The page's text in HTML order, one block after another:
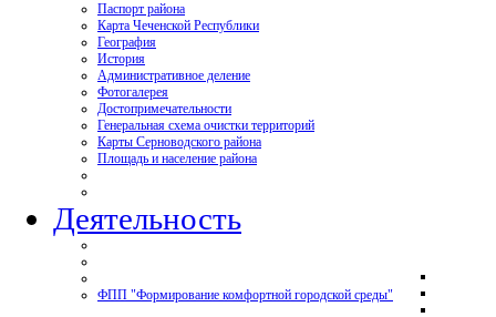
Паспорт района
Карта Чеченской Республики
География
История
Административное деление
Фотогалерея
Достопримечательности
Генеральная схема очистки территорий
Карты Серноводского района
Площадь и население района
Деятельность
ФПП "Формирование комфортной городской среды"